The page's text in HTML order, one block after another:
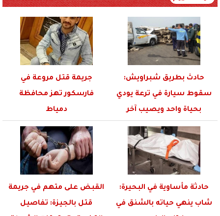
حادث بطريق شبراويش:
سقوط سيارة في ترعة يودي
بحياة واحد ويصيب آخر
جريمة قتل مروعة في
فارسكور تهز محافظة
دمياط
حادثة مأساوية في البحيرة:
شاب ينهي حياته بالشنق في
القبض على متهم في جريمة
قتل بالجيزة: تفاصيل